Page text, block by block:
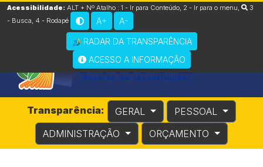
Acessibilidade: ALT + Nº Atalho : 1 - Ir para Conteúdo, 2 - Ir para o menu,
3
- Busca 4 - Rodapé A+ A-
RADAR DA TRANSPARÊNCIA
ACESSO A INFORMAÇÃO
Transparência: GERAL
PESSOAL
ADMINISTRAÇÃO
ORÇAMENTO